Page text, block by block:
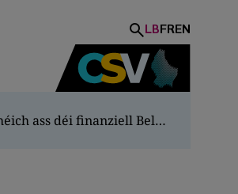
LBFREN
„Wéi huet sech de Studenteprêt zënter der Aféierung entwéckelt, a wéi héich ass déi finanziell Belaaschtung fir d’Beneficiairen an de Staat?“